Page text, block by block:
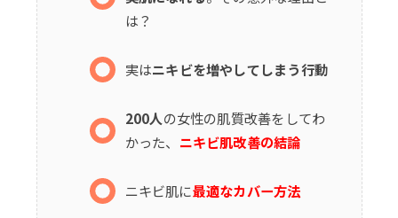
は？
実はニキビを増やしてしまう行動
200人の女性の肌質改善をしてわ
かった、 ニキビ肌改善の結論
ニキビ肌に最適なカバー方法